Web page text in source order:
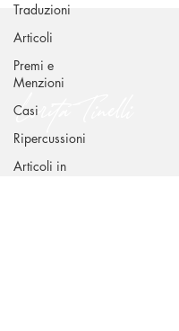
Traduzioni
Articoli
Premi e
Menzioni
Casi
Ripercussioni
Articoli in
Lorita Tinelli
CONTATTI